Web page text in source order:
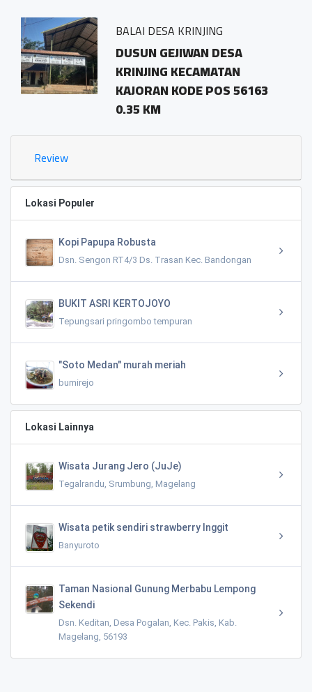
BALAI DESA KRINJING
DUSUN GEJIWAN DESA
KRINJING KECAMATAN
KAJORAN KODE POS 56163
0.35 KM
Review
Lokasi Populer
Kopi Papupa Robusta
Dsn. Sengon RT4/3 Ds. Trasan Kec. Bandongan
BUKIT ASRI KERTOJOYO
Tepungsari pringombo tempuran
"Soto Medan" murah meriah
bumirejo
Lokasi Lainnya
Wisata Jurang Jero (JuJe)
Tegalrandu, Srumbung, Magelang
Wisata petik sendiri strawberry Inggit
Banyuroto
Taman Nasional Gunung Merbabu Lempong
Sekendi
Dsn. Keditan, Desa Pogalan, Kec. Pakis, Kab.
Magelang, 56193